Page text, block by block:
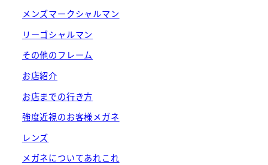
メンズマークシャルマン
リーゴシャルマン
その他のフレーム
お店紹介
お店までの行き方
強度近視のお客様メガネ
レンズ
メガネについてあれこれ